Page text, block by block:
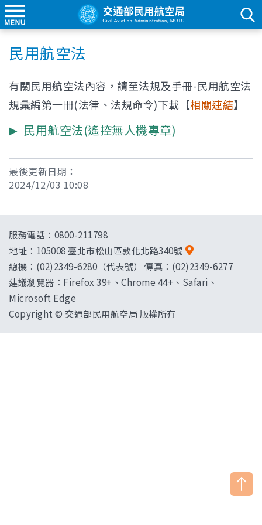
民⽤航空法
有關民用航空法內容，請至法規及手冊-民用航空法
規彙編第一冊(法律、法規命令)下載【相關連結】
民用航空法(遙控無人機專章)
最後更新日期：
2024/12/03 10:08
服務電話：0800-211798
地址： 105008 臺北市松山區敦化北路340號
總機：(02)2349-6280（代表號） 傳真：(02)2349-6277
建議瀏覽器：Firefox 39+、Chrome 44+、Safari、
Microsoft Edge
Copyright © 交通部民用航空局 版權所有